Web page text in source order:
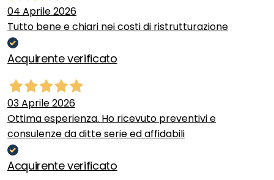
04 Aprile 2026
Tutto bene e chiari nei costi di ristrutturazione
Acquirente verificato
03 Aprile 2026
Ottima esperienza. Ho ricevuto preventivi e
consulenze da ditte serie ed affidabili
Acquirente verificato